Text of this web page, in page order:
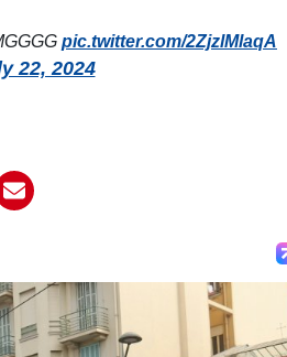
pic.twitter.com/2ZjzlMlaqA
22, 2024